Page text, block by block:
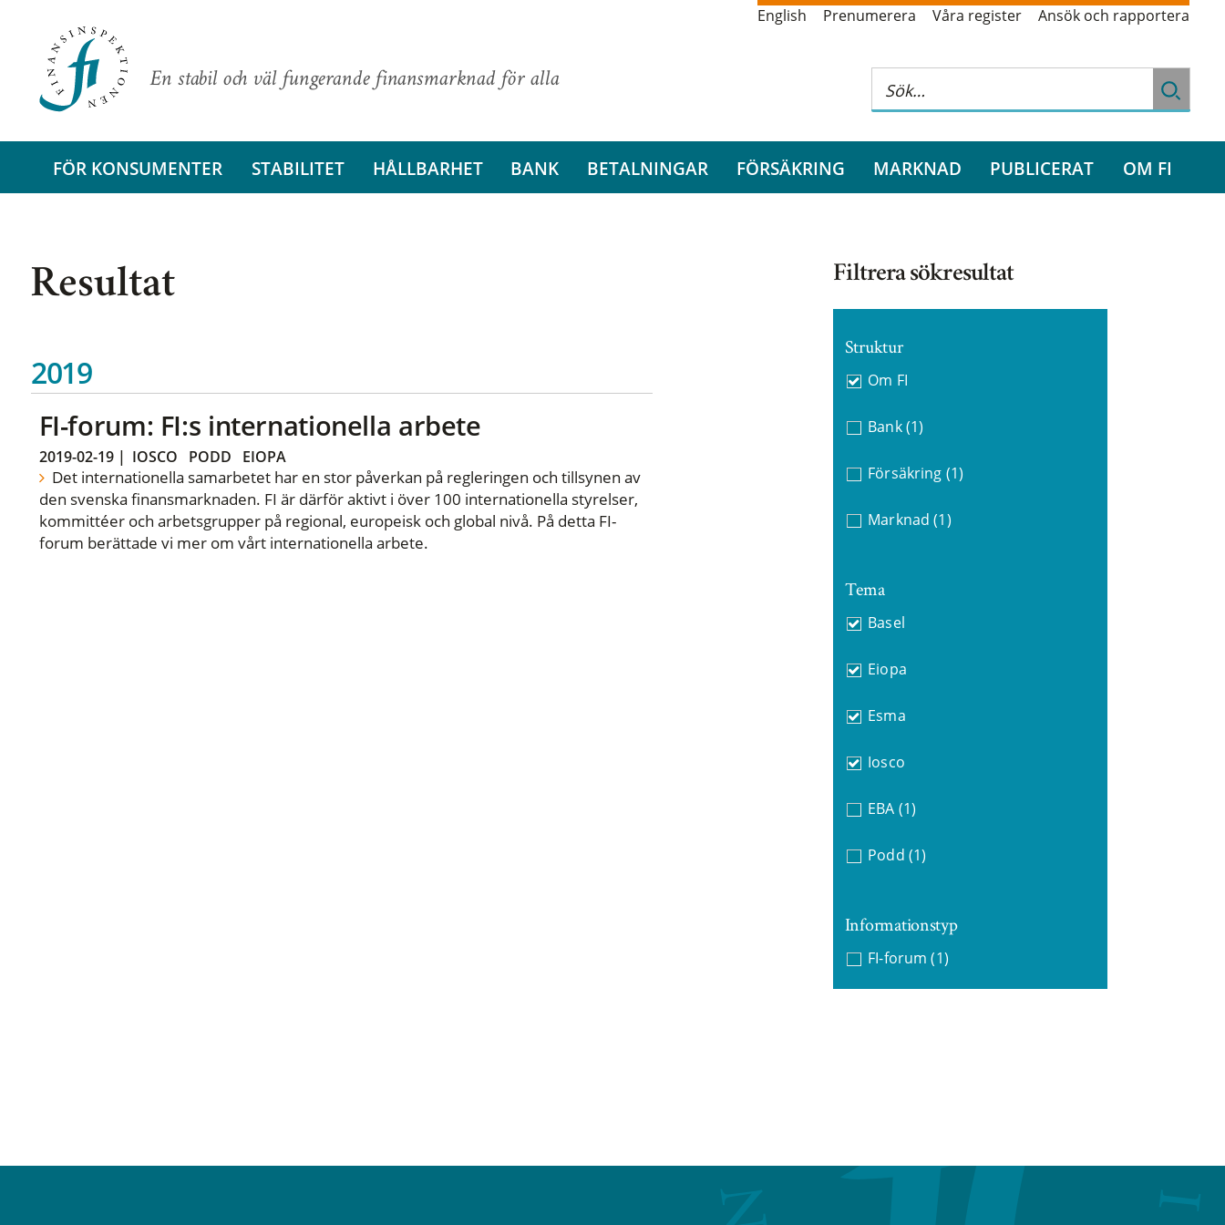
En stabil och väl fungerande finansmarknad för alla
English Prenumerera Våra register Ansök och rapportera
FÖR KONSUMENTER STABILITET HÅLLBARHET BANK BETALNINGAR FÖRSÄKRING MARKNAD PUBLICERAT OM FI
Resultat
2019
FI-forum: FI:s internationella arbete
2019-02-19| IOSCO PODD EIOPA
Det internationella samarbetet har en stor påverkan på regleringen och tillsynen av
den svenska finansmarknaden. FI är därför aktivt i över 100 internationella styrelser,
kommittéer och arbetsgrupper på regional, europeisk och global nivå. På detta FI-
forum berättade vi mer om vårt internationella arbete.
Filtrera sökresultat
Struktur
Om FI
Bank (1)
Försäkring (1)
Marknad (1)
Tema
Basel
Eiopa
Esma
Iosco
EBA (1)
Podd (1)
Informationstyp
FI-forum (1)